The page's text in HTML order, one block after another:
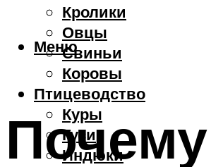
Кролики
Овцы
Свиньи
Коровы
Птицеводство
Куры
Гуси
Индюки
Меню
Почему